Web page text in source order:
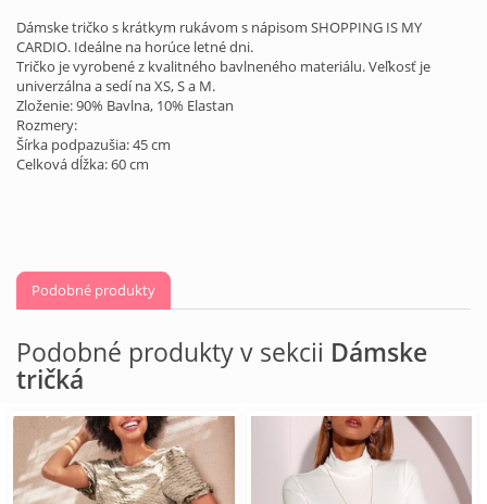
Dámske tričko s krátkym rukávom s nápisom SHOPPING IS MY
CARDIO. Ideálne na horúce letné dni.
Tričko je vyrobené z kvalitného bavlneného materiálu. Veľkosť je
univerzálna a sedí na XS, S a M.
Zloženie: 90% Bavlna, 10% Elastan
Rozmery:
Šírka podpazušia: 45 cm
Celková dĺžka: 60 cm
Podobné produkty
Podobné produkty v sekcii Dámske
tričká